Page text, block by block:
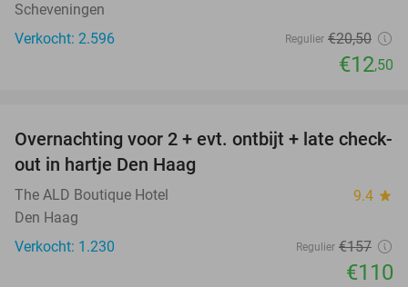
Scheveningen
Verkocht: 2.596
Regulier €20,50
€12,50
30%
Overnachting voor 2 + evt. ontbijt + late check-
out in hartje Den Haag
The ALD Boutique Hotel 9.4 star
Den Haag
Verkocht: 1.230
Regulier €157
€110